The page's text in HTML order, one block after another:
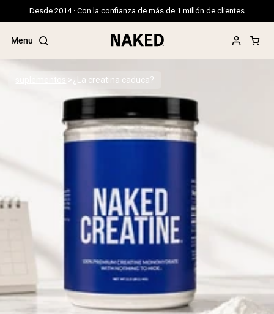
Desde 2014 · Con la confianza de más de 1 millón de clientes
Menu
Términos de Búsqueda Populares
”Protein Powder“
”Micellar Casein“
suplementos ¿La creatina caduca?